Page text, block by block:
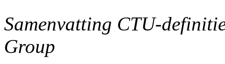
Samenvatting CTU-
Group